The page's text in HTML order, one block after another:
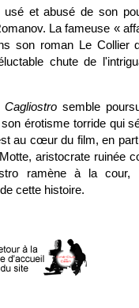
usé et abusé de son
La fameuse «
son roman Le Collier
chute de
Cagliostrosemble
érotisme torride qui
au cœur du film, en
aristocrate ruinée
ramène à la cour,
cette histoire.